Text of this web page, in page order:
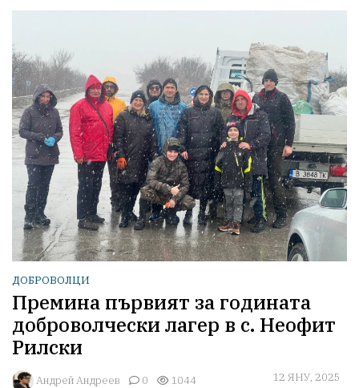
ДОБРОВОЛЦИ
Премина първият за годината
доброволчески лагер в с. Неофит
Рилски
Aндрей Андреев 0 1044 12 ЯНУ, 2025